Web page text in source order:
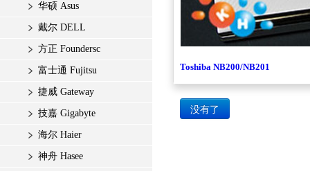
华硕 Asus
戴尔 DELL
方正 Foundersc
富士通 Fujitsu
捷威 Gateway
技嘉 Gigabyte
海尔 Haier
神舟 Hasee
Toshiba NB200/NB201
没有了